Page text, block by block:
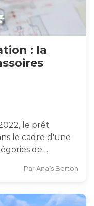
: la
le prêt
le cadre d'une
de…
Par Anaïs Berton